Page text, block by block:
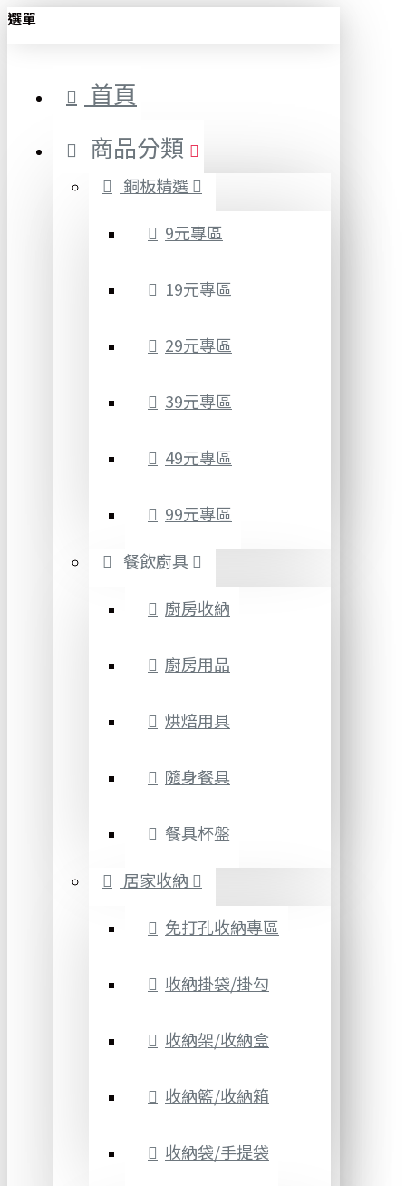
選單
首頁
商品分類
銅板精選
9元專區
19元專區
29元專區
39元專區
49元專區
99元專區
餐飲廚具
廚房收納
廚房用品
烘焙用具
隨身餐具
餐具杯盤
居家收納
免打孔收納專區
收納掛袋/掛勾
收納架/收納盒
收納籃/收納箱
收納袋/手提袋